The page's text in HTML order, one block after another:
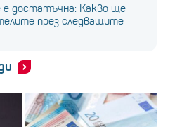
е достатъчна: Какво ще
през следващите